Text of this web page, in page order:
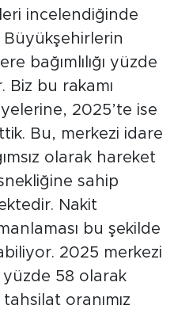
incelendiğinde
Büyükşehirlerin
bağımlılığı yüzde
Biz bu rakamı
2025’te ise
Bu, merkezi idare
olarak hareket
sahip
Nakit
bu şekilde
2025 merkezi
yüzde 58 olarak
oranımız